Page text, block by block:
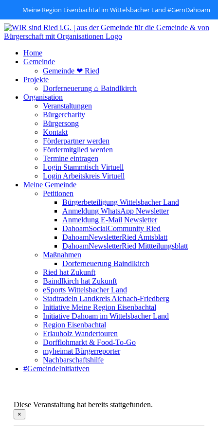
Meine Region Eisenbachtal im Wittelsbacher Land #GernDahoam
Zum
Inhalt
Home
Gemeinde
Gemeinde ❤ Ried
Projekte
Dorferneuerung ⌂ Baindlkirch
Organisation
Veranstaltungen
Bürgercharity
Bürgersong
Kontakt
Förderpartner werden
Fördermitglied werden
Termine eintragen
Login Stammtisch Virtuell
Login Arbeitskreis Virtuell
Meine Gemeinde
Petitionen
Bürgerbeteiligung Wittelsbacher Land
Anmeldung WhatsApp Newsletter
Anmeldung E-Mail Newsletter
DahoamSocialCommunity Ried
DahoamNewsletterRied Amtsblatt
DahoamNewsletterRied Mittteilungsblatt
Maßnahmen
Dorferneuerung Baindlkirch
Ried hat Zukunft
Baindlkirch hat Zukunft
eSports Wittelsbacher Land
Stadtradeln Landkreis Aichach-Friedberg
Initiative Meine Region Eisenbachtal
Initiative Dahoam im Wittelsbacher Land
Region Eisenbachtal
Erlauholz Wandertouren
Dorfflohmarkt & Food-To-Go
myheimat Bürgerreporter
Nachbarschaftshilfe
#GemeindeInitiativen
Diese Veranstaltung hat bereits stattgefunden.
×